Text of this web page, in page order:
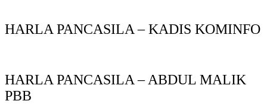
HARLA PANCASILA – KADIS KOMINFO
HARLA PANCASILA – ABDUL MALIK
PBB